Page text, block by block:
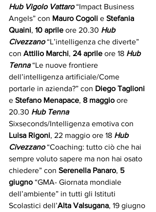
Hub Vigolo Vattaro “Impact Business
Angels” con Mauro Cogoli e Stefania
Quaini, 10 aprile ore 20.30 Hub
Civezzano “L’intelligenza che diverte”
con Attilio Marchi, 24 aprile ore 18 Hub
Tenna “Le nuove frontiere
dell’intelligenza artificiale/Come
portarle in azienda?” con Diego Taglioni
e Stefano Menapace, 8 maggio ore
20.30 Hub Tenna
Sixseconds/Intelligenza emotiva con
Luisa Rigoni, 22 maggio ore 18 Hub
Civezzano “Coaching: tutto ciò che hai
sempre voluto sapere ma non hai osato
chiedere” con Serenella Panaro, 5
giugno “GMA- Giornata mondiale
dell’ambiente” in tutti gli Istituti
Scolastici dell’Alta Valsugana, 19 giugno